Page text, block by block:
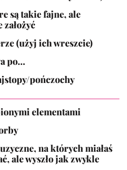
są takie fajne, ale
(użyj ich wreszcie)
po…
pończochy
elementami
na których miałaś
ale wyszło jak zwykle